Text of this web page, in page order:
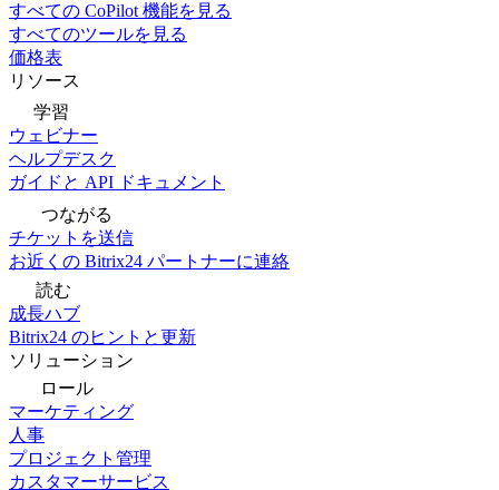
すべての CoPilot 機能を見る
すべてのツールを見る
価格表
リソース
学習
ウェビナー
ヘルプデスク
ガイドと API ドキュメント
つながる
チケットを送信
お近くの Bitrix24 パートナーに連絡
読む
成長ハブ
Bitrix24 のヒントと更新
ソリューション
ロール
マーケティング
人事
プロジェクト管理
カスタマーサービス